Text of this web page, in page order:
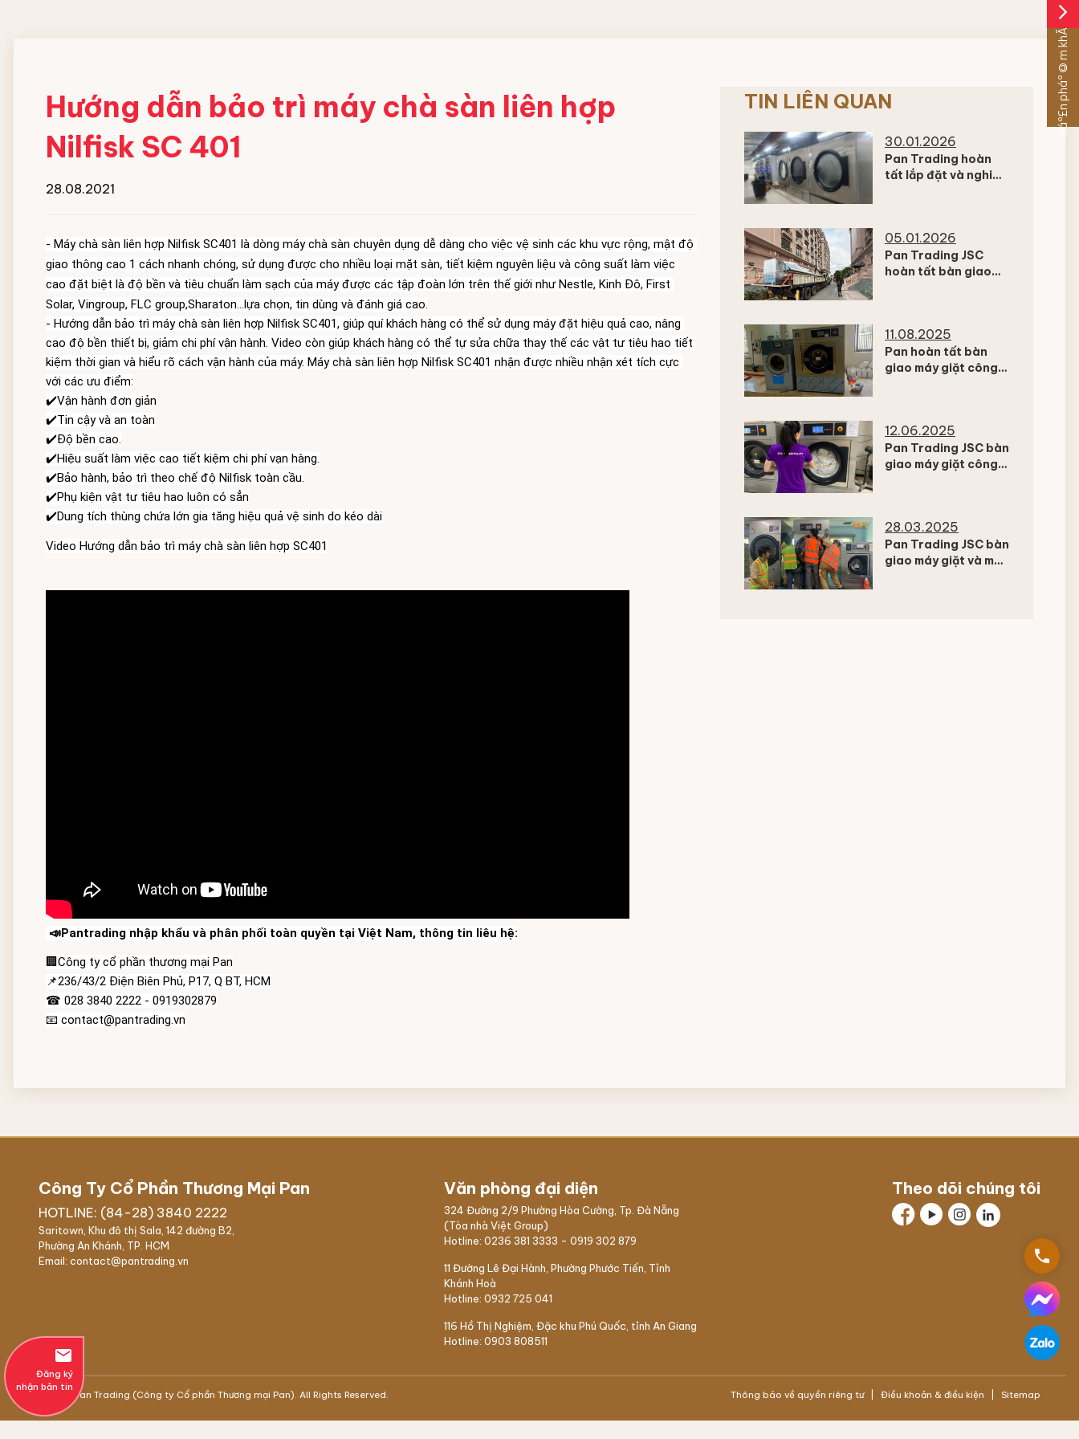
Máy gấp xếp đồ vải công nghiệp
IPSO
Chất giặt chính
Hóa chất hồ vải Công nghiệp
Hướng dẫn bảo trì máy chà sàn liên hợp
Nilfisk SC 401
28.08.2021
- Máy chà sàn liên hợp Nilfisk SC401 là dòng máy chà sàn chuyên dụng dễ dàng cho việc vệ sinh các khu vực rộng, mật độ
giao thông cao 1 cách nhanh chóng, sử dụng được cho nhiều loại mặt sàn, tiết kiệm nguyên liệu và công suất làm việc
cao đặt biệt là độ bền và tiêu chuẩn làm sạch của máy được các tập đoàn lớn trên thế giới như Nestle, Kinh Đô, First
Solar, Vingroup, FLC group,Sharaton...lựa chọn, tin dùng và đánh giá cao.
- Hướng dẫn bảo trì máy chà sàn liên hợp Nilfisk SC401, giúp quí khách hàng có thể sử dụng máy đặt hiệu quả cao, nâng
cao độ bền thiết bị, giảm chi phí vận hành. Video còn giúp khách hàng có thể tự sửa chữa thay thế các vật tư tiêu hao tiết
kiệm thời gian và hiểu rõ cách vận hành của máy. Máy chà sàn liên hợp Nilfisk SC401 nhận được nhiều nhận xét tích cực
với các ưu điểm:
✔️Vận hành đơn giản
✔️Tin cậy và an toàn
✔️Độ bền cao.
✔️Hiệu suất làm việc cao tiết kiệm chi phí vạn hàng.
✔️Bảo hành, bảo trì theo chế độ Nilfisk toàn cầu.
✔️Dung tích thùng chứa lớn gia tăng hiệu quả vệ sinh do kéo dài
Video Hướng dẫn bảo trì máy chà sàn liên hợp SC401
📣Pantrading nhập khẩu và phân phối toàn quyền tại Việt Nam, thông tin liêu hệ:
🏢Công ty cổ phần thương mại Pan
📌236/43/2 Điện Biên Phủ, P17, Q BT, HCM
☎ 028 3840 2222 - 0919302879
📧 contact@pantrading.vn
TIN LIÊN QUAN
30.01.2026
Pan Trading hoàn
tất lắp đặt và nghiệm
cấp tại Đà Lạt
05.01.2026
Pan Trading JSC
hoàn tất bàn giao
tại Đà Lạt
11.08.2025
Pan hoàn tất bàn
giao máy giặt công
Quảng Ninh
12.06.2025
Pan Trading JSC bàn
giao máy giặt công
28.03.2025
Pan Trading JSC bàn
giao máy giặt và máy
Công Ty Cổ Phần Thương Mại Pan
HOTLINE: (84-28) 3840 2222
Saritown, Khu đô thị Sala, 142 đường B2,
Phường An Khánh, TP. HCM
Email: contact@pantrading.vn
Văn phòng đại diện
324 Đường 2/9 Phường Hòa Cường, Tp. Đà Nẵng
(Tòa nhà Việt Group)
Hotline:0236 381 3333 -0919 302 879
11 Đường Lê Đại Hành, Phường Phước Tiến, Tỉnh
Khánh Hoà
Hotline:0932 725 041
116 Hồ Thị Nghiệm,Đặc khu Phú Quốc , tỉnh An Giang
Hotline:0903 808511
Theo dõi chúng tôi
© 2021 Pan Trading (Công ty Cổ phần Thương mại Pan). All Rights Reserved. Thông báo về quyền riêng tư Điều khoản & điều kiện Sitemap
email
Đăng ký
nhận bản tin
arrow_forward_ios
Sáº£n pháº©m khÃ¡c
phone